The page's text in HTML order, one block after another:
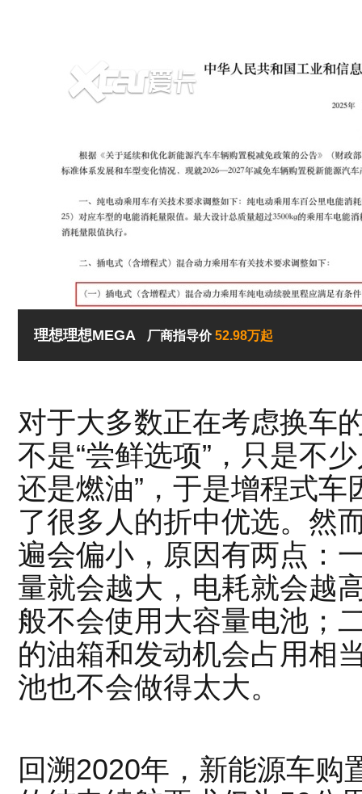
理想理想MEGA 厂商指导价52.98万起
对于大多数正在考虑换车
不是“尝鲜选项”，只是不
还是燃油”，于是增程式车
了很多人的折中优选。然
遍会偏小，原因有两点：
量就会越大，电耗就会越
般不会使用大容量电池；
的油箱和发动机会占用相
池也不会做得太大。
回溯2020年，新能源车购